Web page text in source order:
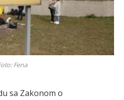
Fena
sa Zakonom o